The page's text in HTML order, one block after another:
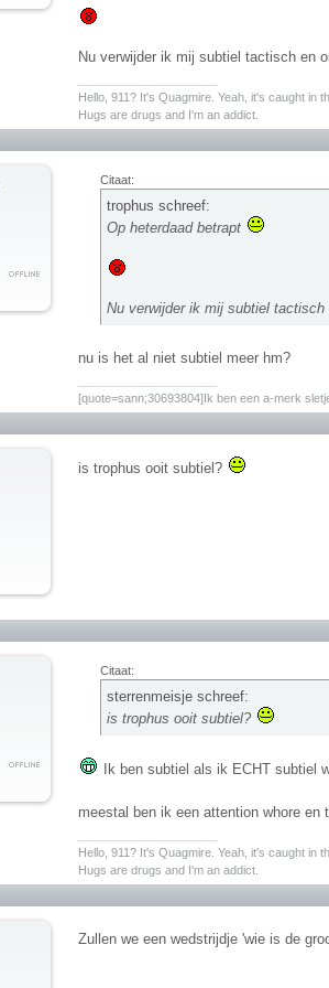
Nu verwijder ik mij subtiel tactisch en
Hello, 911? It's Quagmire. Yeah, it's caught in
Hugs are drugs and I'm an addict.
Citaat:
trophus schreef:
Op heterdaad betrapt
Nu verwijder ik mij subtiel
nu is het al niet subtiel meer hm?
[quote=sann;30693804]Ik ben een a-merk
is trophus ooit subtiel?
Citaat:
sterrenmeisje schreef:
is trophus ooit subtiel?
Ik ben subtiel als ik ECHT subtiel
meestal ben ik een attention whore en
Hello, 911? It's Quagmire. Yeah, it's caught in
Hugs are drugs and I'm an addict.
Zullen we een wedstrijdje 'wie is de